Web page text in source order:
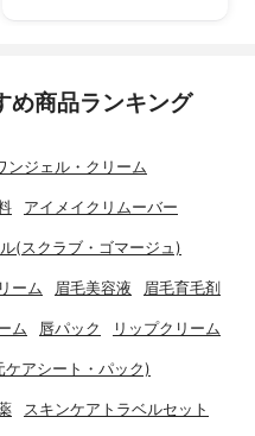
め商品ランキング
ンジェル・クリーム
アイメイクリムーバー
(スクラブ・ゴマージュ)
ーム 眉毛美容液 眉毛育毛剤
ム 唇パック リップクリーム
ケアシート・パック)
スキンケアトラベルセット